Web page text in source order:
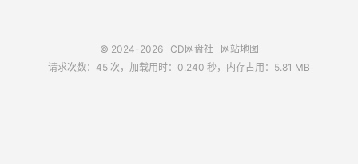
© 2024-2026 CD网盘社
网站地图
请求次数：45 次，加载用时：0.240 秒，内存占用：5.81 MB